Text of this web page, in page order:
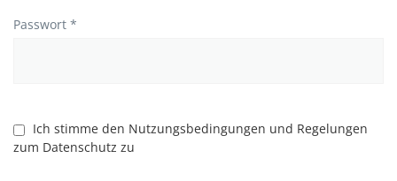
Passwort *
Ich stimme den Nutzungsbedingungen und Regelungen
zum Datenschutz zu